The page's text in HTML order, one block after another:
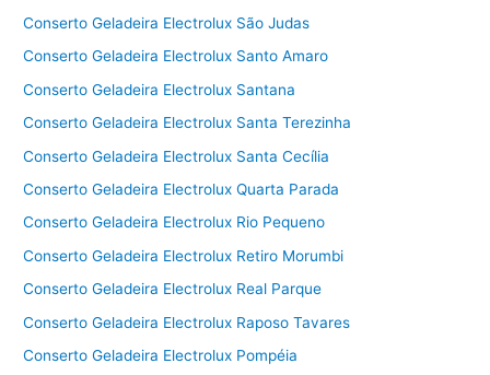
Conserto Geladeira Electrolux São Judas
Conserto Geladeira Electrolux Santo Amaro
Conserto Geladeira Electrolux Santana
Conserto Geladeira Electrolux Santa Terezinha
Conserto Geladeira Electrolux Santa Cecília
Conserto Geladeira Electrolux Quarta Parada
Conserto Geladeira Electrolux Rio Pequeno
Conserto Geladeira Electrolux Retiro Morumbi
Conserto Geladeira Electrolux Real Parque
Conserto Geladeira Electrolux Raposo Tavares
Conserto Geladeira Electrolux Pompéia